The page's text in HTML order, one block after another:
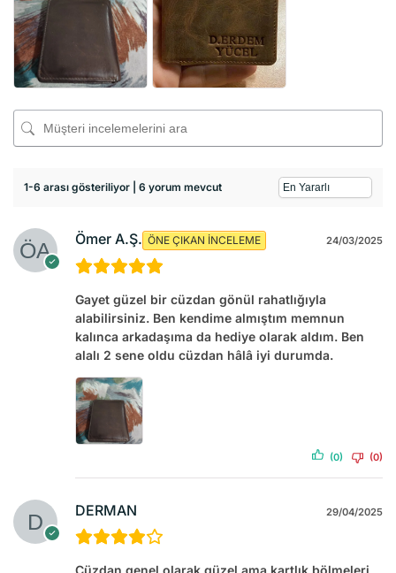
1-6 arası gösteriliyor | 6 yorum mevcut
Ömer A.Ş. ÖNE ÇIKAN İNCELEME 24/03/2025
Gayet güzel bir cüzdan gönül rahatlığıyla
alabilirsiniz. Ben kendime almıştım memnun
kalınca arkadaşıma da hediye olarak aldım. Ben
alalı 2 sene oldu cüzdan hâlâ iyi durumda.
(0) (0)
DERMAN 29/04/2025